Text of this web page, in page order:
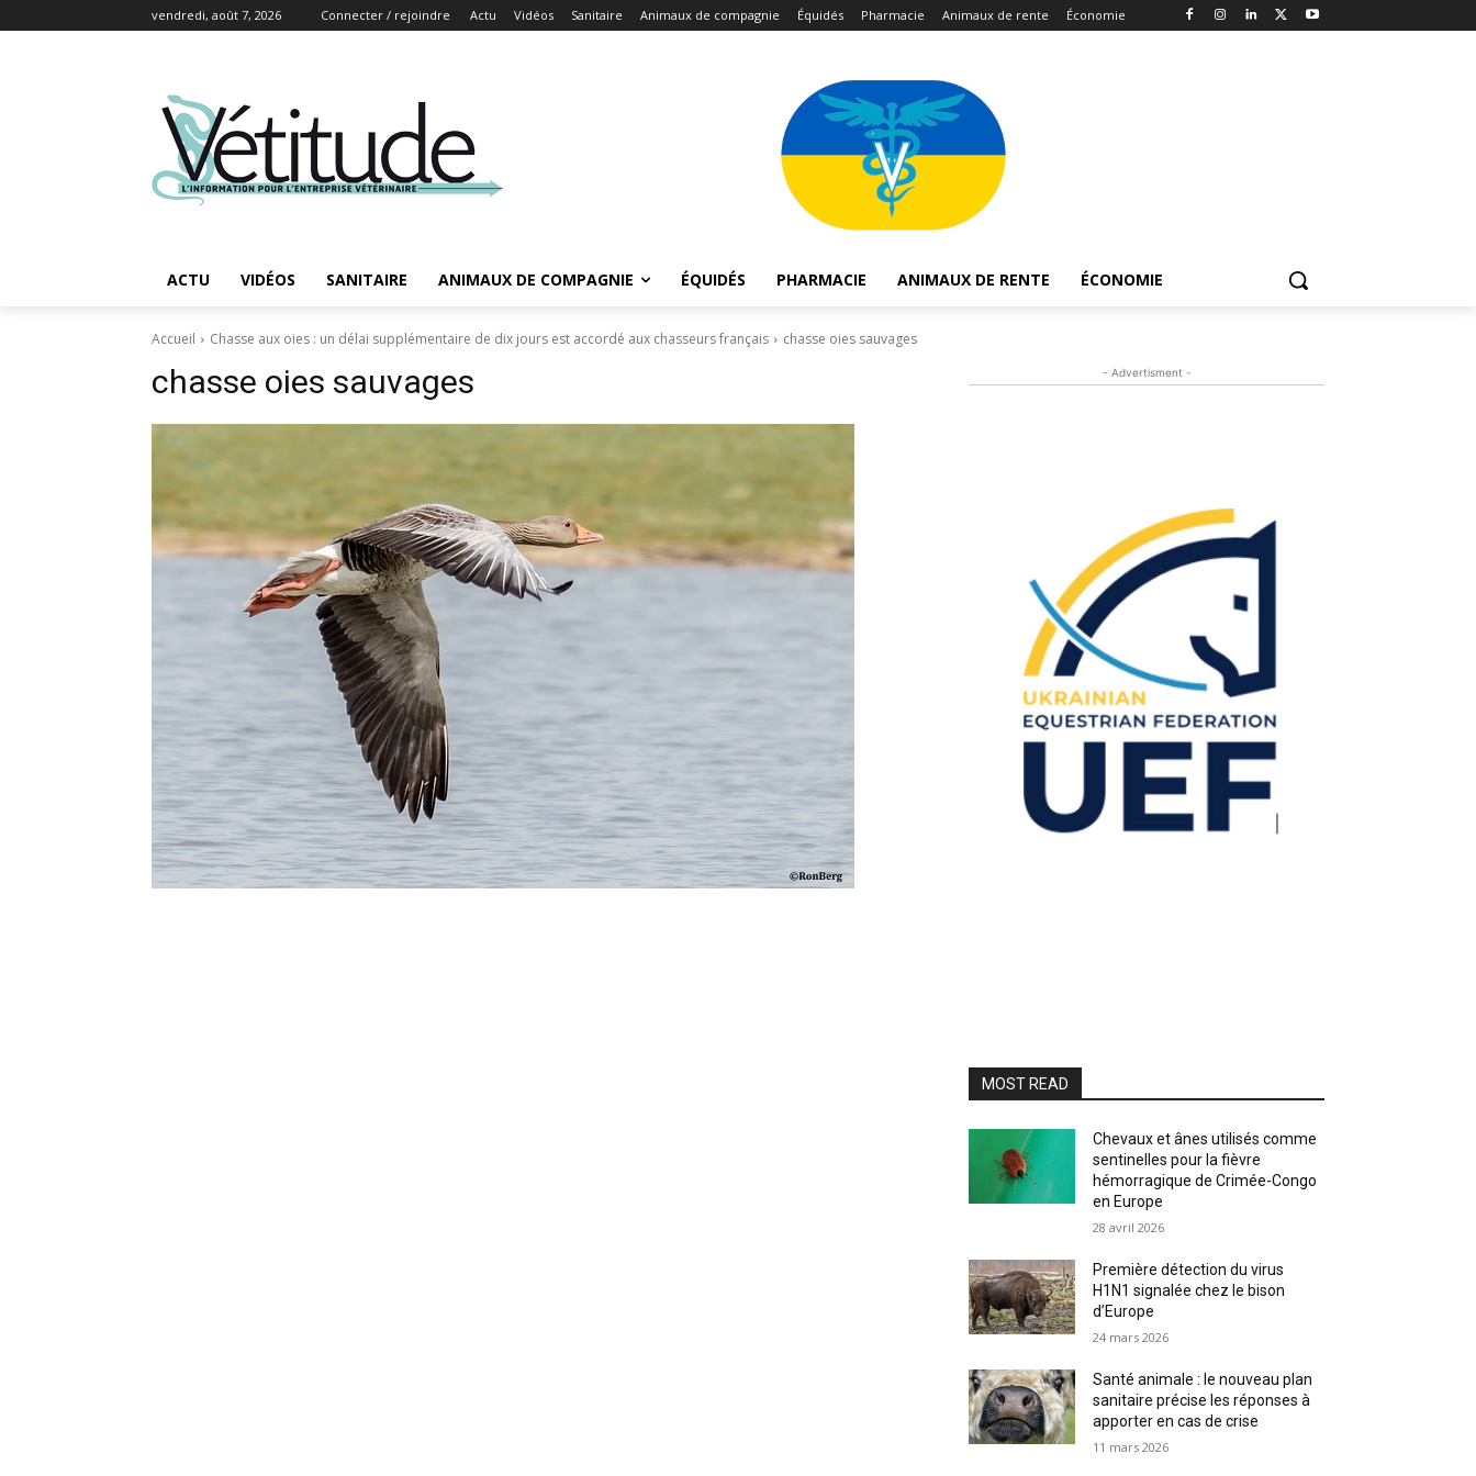
vendredi, août 7, 2026 Connecter / rejoindre Actu Vidéos Sanitaire Animaux de compagnie Équidés Pharmacie Animaux de rente Économie
ACTU VIDÉOS SANITAIRE ANIMAUX DE COMPAGNIE ÉQUIDÉS PHARMACIE ANIMAUX DE RENTE ÉCONOMIE
Accueil Chasse aux oies : un délai supplémentaire de dix jours est accordé aux chasseurs français chasse oies sauvages
chasse oies sauvages - Advertisment -
MOST READ
Chevaux et ânes utilisés comme
sentinelles pour la fièvre
hémorragique de Crimée-Congo
en Europe
28 avril 2026
Première détection du virus
H1N1 signalée chez le bison
d’Europe
24 mars 2026
Santé animale : le nouveau plan
sanitaire précise les réponses à
apporter en cas de crise
11 mars 2026